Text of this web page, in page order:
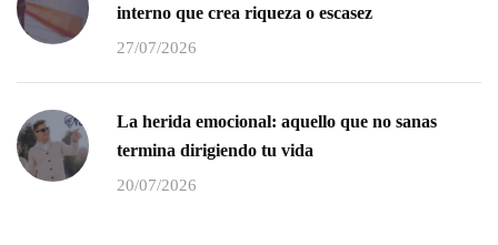
interno que crea riqueza o escasez
27/07/2026
La herida emocional: aquello que no sanas
termina dirigiendo tu vida
20/07/2026